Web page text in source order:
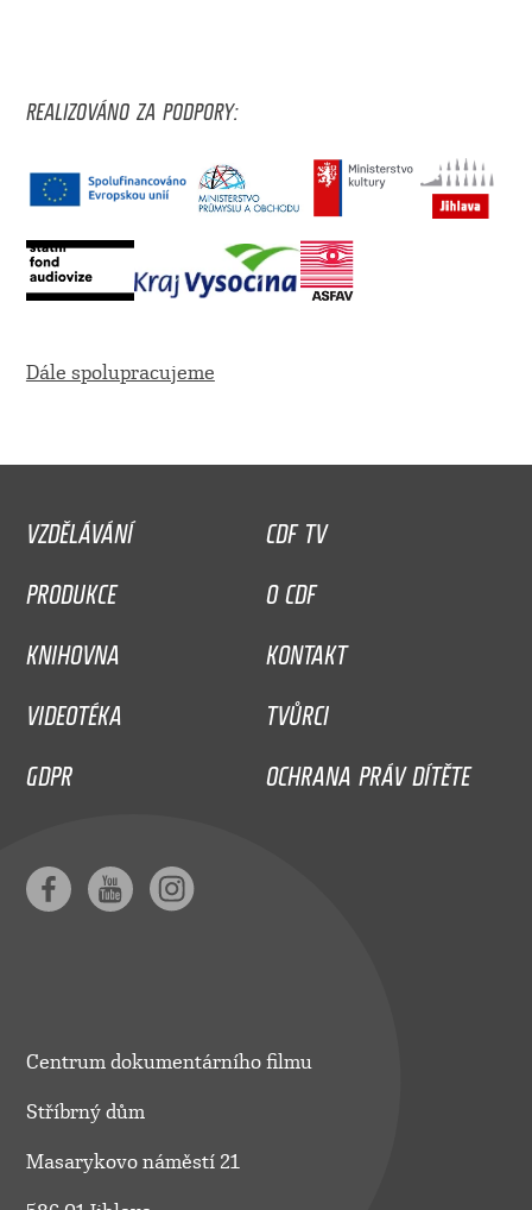
REALIZOVÁNO ZA PODPORY:
Dále spolupracujeme
VZDĚLÁVÁNÍ
CDF TV
PRODUKCE
O CDF
KNIHOVNA
KONTAKT
VIDEOTÉKA
TVŮRCI
GDPR
OCHRANA PRÁV DÍTĚTE
Centrum dokumentárního filmu
Stříbrný dům
Masarykovo náměstí 21